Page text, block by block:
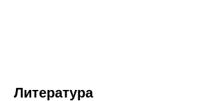
Литература